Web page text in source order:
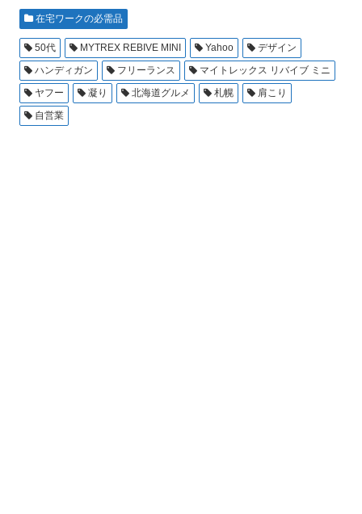
在宅ワークの必需品
50代 MYTREX REBIVE MINI Yahoo
デザイン
ハンディガン
フリーランス
マイトレックス リバイブ ミニ
ヤフー
凝り 北海道グルメ 札幌
肩こり
自営業